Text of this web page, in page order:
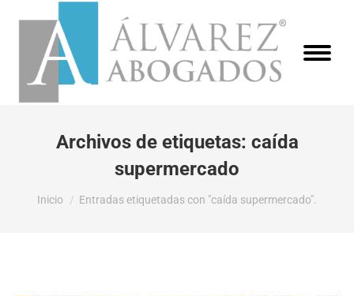
Archivos de etiquetas: caída
supermercado
Estás aquí:
Inicio Entradas etiquetadas con "caída supermercado".